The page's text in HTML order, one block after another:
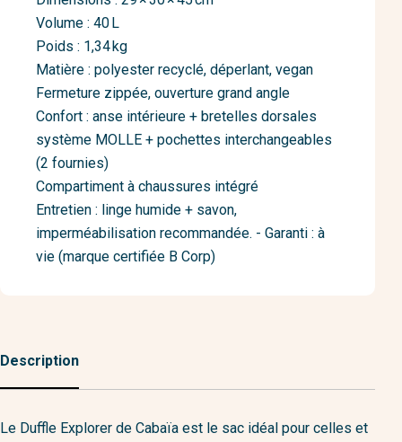
Volume : 40 L
Poids : 1,34 kg
Matière : polyester recyclé, déperlant, vegan
Fermeture zippée, ouverture grand angle
Confort : anse intérieure + bretelles dorsales
système MOLLE + pochettes interchangeables
(2 fournies)
Compartiment à chaussures intégré
Entretien : linge humide + savon,
imperméabilisation recommandée. - Garanti : à
vie (marque certifiée B Corp)
Description
Le Duffle Explorer de Cabaïa est le sac idéal pour celles et